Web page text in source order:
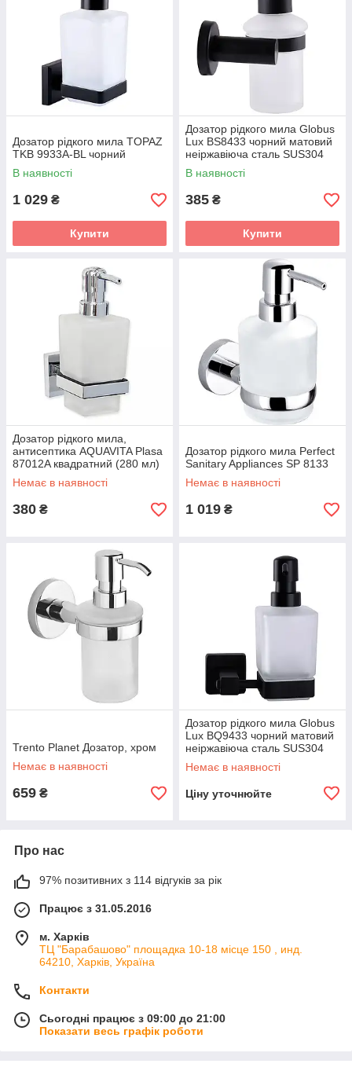
Дозатор рідкого мила TOPAZ
TKB 9933A-BL чорний
В наявності
1 029 ₴
Купити
Дозатор рідкого мила Globus
Lux BS8433 чорний матовий
неіржавіюча сталь SUS304
В наявності
385 ₴
Купити
Дозатор рідкого мила,
антисептика AQUAVITA Plasa
87012A квадратний (280 мл)
Немає в наявності
380 ₴
Дозатор рідкого мила Perfect
Sanitary Appliances SP 8133
Немає в наявності
1 019 ₴
Trento Planet Дозатор, хром
Немає в наявності
659 ₴
Дозатор рідкого мила Globus
Lux BQ9433 чорний матовий
неіржавіюча сталь SUS304
Немає в наявності
Ціну уточнюйте
Про нас
97% позитивних з 114 відгуків за рік
Працює з 31.05.2016
м. Харків
ТЦ "Барабашово" площадка 10-18 місце 150 , инд.
64210, Харків, Україна
Контакти
Сьогодні працює з 09:00 до 21:00
Показати весь графік роботи